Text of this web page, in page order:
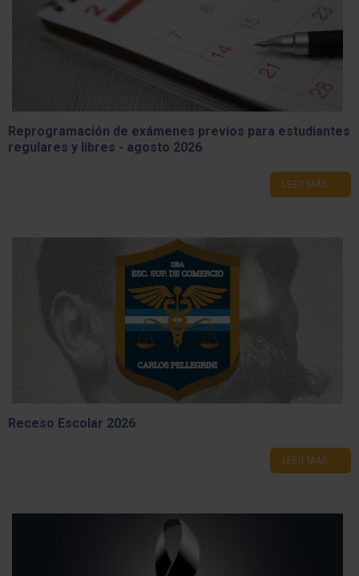
Reprogramación de exámenes previos para estudiantes
regulares y libres - agosto 2026
LEER MÁS
Receso Escolar 2026
LEER MÁS